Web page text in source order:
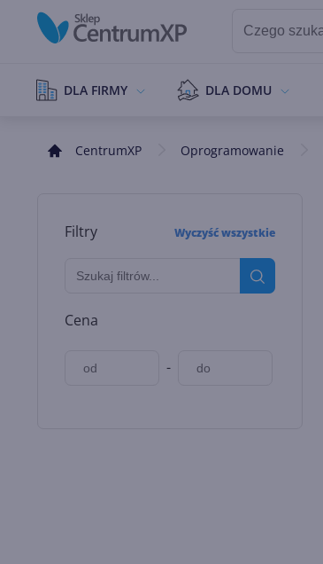
DLA FIRMY DLA DOMU
CentrumXP Oprogramowanie
Filtry Wyczyść wszystkie
Cena
-